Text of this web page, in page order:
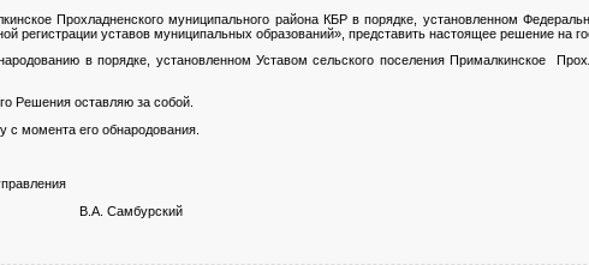
Прохладненского муниципального района КБР в порядке, установленном
регистрации уставов муниципальных образований», представить настоящее решение на
в порядке, установленном Уставом сельского поселения Прималкинское
Решения оставляю за собой.
с момента его обнародования.
Самбурский